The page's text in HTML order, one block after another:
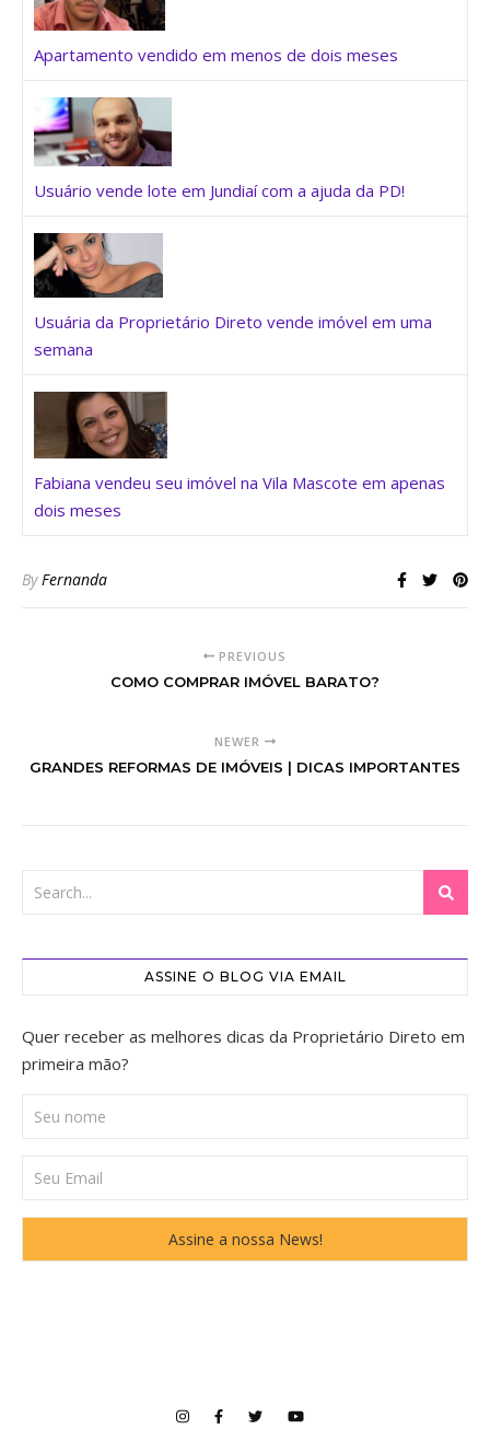
Apartamento vendido em menos de dois meses
Usuário vende lote em Jundiaí com a ajuda da PD!
Usuária da Proprietário Direto vende imóvel em uma
semana
Fabiana vendeu seu imóvel na Vila Mascote em apenas
dois meses
ByFernanda
PREVIOUS
COMO COMPRAR IMÓVEL BARATO?
NEWER
GRANDES REFORMAS DE IMÓVEIS | DICAS IMPORTANTES
ASSINE O BLOG VIA EMAIL
Quer receber as melhores dicas da Proprietário Direto em
primeira mão?